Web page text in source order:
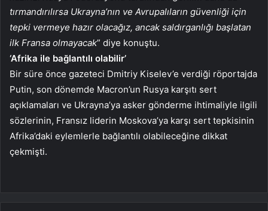
tırmandırılırsa Ukrayna’nın ve Avrupalıların güvenliği için
tepki vermeye hazır olacağız, ancak saldırganlığı başlatan
ilk Fransa olmayacak” diye konuştu.
‘Afrika ile bağlantılı olabilir’
Bir süre önce gazeteci Dmitriy Kiselev’e verdiği röportajda
Putin, son dönemde Macron’un Rusya karşıtı sert
açıklamaları ve Ukrayna’ya asker gönderme ihtimaliyle ilgili
sözlerinin, Fransız liderin Moskova’ya karşı sert tepkisinin
Afrika’daki eylemlerle bağlantılı olabileceğine dikkat
çekmişti.